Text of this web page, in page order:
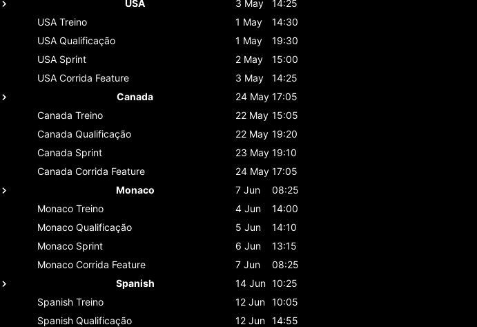
USA
3 May
14:25
USA Treino 1 May
14:30
USA Qualificação 1 May
19:30
USA Sprint 2 May
15:00
USA Corrida Feature 3 May
14:25
Canada
24 May 17:05
Canada Treino 22 May 15:05
Canada Qualificação 22 May 19:20
Canada Sprint 23 May 19:10
Canada Corrida Feature 24 May 17:05
Monaco
7 Jun
08:25
Monaco Treino 4 Jun
14:00
Monaco Qualificação 5 Jun
14:10
Monaco Sprint 6 Jun
13:15
Monaco Corrida Feature 7 Jun
08:25
Spanish
14 Jun 10:25
Spanish Treino 12 Jun 10:05
Spanish Qualificação 12 Jun 14:55